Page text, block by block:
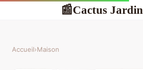
📰Cactus Jardin
Accueil›Maison